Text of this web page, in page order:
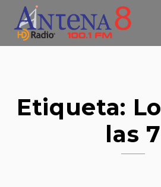
content
Etiqueta:
las 7